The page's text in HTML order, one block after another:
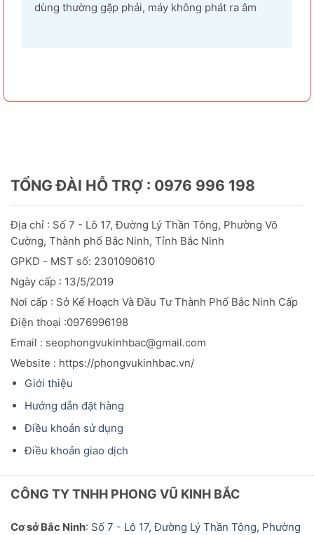
dùng thường gặp phải, máy không phát ra âm
TỔNG ĐÀI HỖ TRỢ : 0976 996 198
Địa chỉ : Số 7 - Lô 17, Đường Lý Thần Tông, Phường Võ
Cường, Thành phố Bắc Ninh, Tỉnh Bắc Ninh
GPKD - MST số: 2301090610
Ngày cấp : 13/5/2019
Nơi cấp : Sở Kế Hoạch Và Đầu TưThành Phố Bắc Ninh Cấp
Điện thoại :0976996198
Email : seophongvukinhbac@gmail.com
Website : https://phongvukinhbac.vn/
Giới thiệu
Hướng dẫn đặt hàng
Điều khoản sử dụng
Điều khoản giao dịch
CÔNG TY TNHH PHONG VŨ KINH BẮC
Cơ sở Bắc Ninh: Số 7 - Lô 17, Đường Lý Thần Tông, Phường